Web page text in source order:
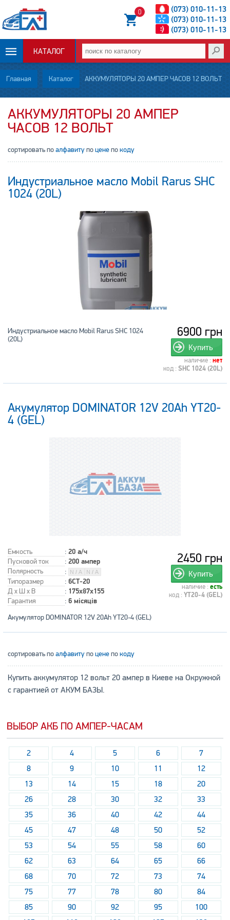
(073) 010-11-13
(073) 010-11-13
(073) 010-11-13
0
КАТАЛОГ
ОПЛАТА И
ДОСТАВКА
НОВОСТИ
СТАТЬИ
О НАС
КОНТАКТЫ
Главная Каталог АККУМУЛЯТОРЫ 20 АМПЕР ЧАСОВ 12 ВОЛЬТ
АККУМУЛЯТОРЫ 20 АМПЕР
ЧАСОВ 12 ВОЛЬТ
сортировать поалфавитупоценепокоду
Индустриальное масло Mobil Rarus SHC
1024 (20L)
6900 грн
Купить
наличие : нет
код : SHC 1024 (20L)
Индустриальное масло Mobil Rarus SHC 1024
(20L)
Акумулятор DOMINATOR 12V 20Ah YT20-
4 (GEL)
Емкость : 20 а/ч
Пусковой ток : 200 ампер
Полярность
:
Типоразмер
: 6СТ-20
Д x Ш x В : 175x87x155
Гарантия : 6 місяців
2450 грн
Купить
наличие : есть
код : YT20-4 (GEL)
Акумулятор DOMINATOR 12V 20Ah YT20-4 (GEL)
сортировать поалфавитупоценепокоду
Купить аккумулятор 12 вольт 20 ампер в Киеве на Окружной
с гарантией от АКУМ БАЗЫ.
ВЫБОР АКБ ПО АМПЕР-ЧАСАМ
2 4 5 6
7
8
9 10 11
12
13
14 15 18
20
26
28 30 32
33
35
36 40 42
44
45
47 48 50
52
53
54 55 58
60
62
63 64 65
66
68
70 72 73
74
75
77 78 80
84
85
90 92 95
100